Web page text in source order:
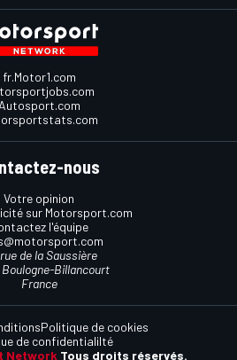
fr.Motor1.com
nous
Votre opinion
sur Motorsport.com
l'équipe
de la Saussière
Boulogne-Billancourt
France
Network Tous droits réservés.
Politique de cookies
de confidentialilté